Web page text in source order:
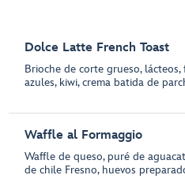
Dolce Latte French Toast
Brioche de corte grueso, lácteos,
azules, kiwi, crema batida de
Waffle al Formaggio
Waffle de queso, puré de
de chile Fresno, huevos